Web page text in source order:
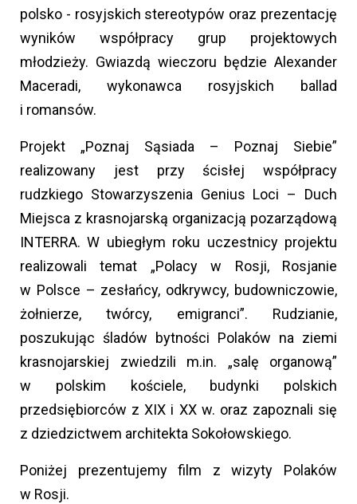
polsko - rosyjskich stereotypów oraz prezentację
wyników współpracy grup projektowych
młodzieży. Gwiazdą wieczoru będzie Alexander
Maceradi, wykonawca rosyjskich ballad
i romansów.
Projekt „Poznaj Sąsiada – Poznaj Siebie”
realizowany jest przy ścisłej współpracy
rudzkiego Stowarzyszenia Genius Loci – Duch
Miejsca z krasnojarską organizacją pozarządową
INTERRA. W ubiegłym roku uczestnicy projektu
realizowali temat „Polacy w Rosji, Rosjanie
w Polsce – zesłańcy, odkrywcy, budowniczowie,
żołnierze, twórcy, emigranci”. Rudzianie,
poszukując śladów bytności Polaków na ziemi
krasnojarskiej zwiedzili m.in. „salę organową”
w polskim kościele, budynki polskich
przedsiębiorców z XIX i XX w. oraz zapoznali się
z dziedzictwem architekta Sokołowskiego.
Poniżej prezentujemy film z wizyty Polaków
w Rosji.